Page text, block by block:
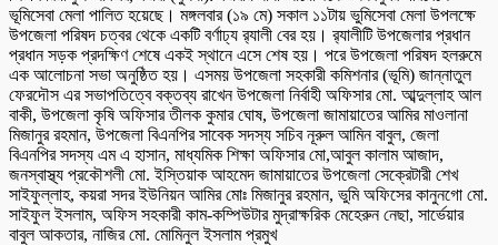
ভূমিসেবা মেলা পালিত হয়েছে। মঙ্গলবার (১৯ মে) সকাল ১১টায় ভুমিসেবা মেলা উপলক্ষে
উপজেলা পরিষদ চত্বর থেকে একটি বর্ণাঢ্য র‌্যালী বের হয়। র‌্যালীটি উপজেলার প্রধান
প্রধান সড়ক প্রদক্ষিণ শেষে একই স্থানে এসে শেষ হয়। পরে উপজেলা পরিষদ হলরুমে
এক আলোচনা সভা অনুষ্ঠিত হয়। এসময় উপজেলা সহকারী কমিশনার (ভূমি) জান্নাতুল
ফেরদৌস এর সভাপতিত্বে বক্তব্য রাখেন উপজেলা নির্বাহী অফিসার মো. আব্দুল্লাহ আল
বাকী, উপজেলা কৃষি অফিসার তীলক কুমার ঘোষ, উপজেলা জামায়াতের আমির মাওলানা
মিজানুর রহমান, উপজেলা বিএনপির সাবেক সদস্য সচিব নূরুল আমিন বাবুল, জেলা
বিএনপির সদস্য এম এ হাসান, মাধ্যমিক শিক্ষা অফিসার মো,আবুল কালাম আজাদ,
জনস্বাস্থ্য প্রকৌশলী মো. ইস্তিয়াক আহমেদ জামায়াতের উপজেলা সেক্রেটারী শেখ
সাইফুল্লাহ, কয়রা সদর ইউনিয়ন আমির মোঃ মিজানুর রহমান, ভুমি অফিসের কানুনগো মো.
সাইফুল ইসলাম, অফিস সহকারী কাম-কম্পিউটার মুদ্রাক্ষরিক মেহেরুন নেছা, সার্ভেয়ার
বাবুল আকতার, নাজির মো. মোমিনুল ইসলাম প্রমুখ